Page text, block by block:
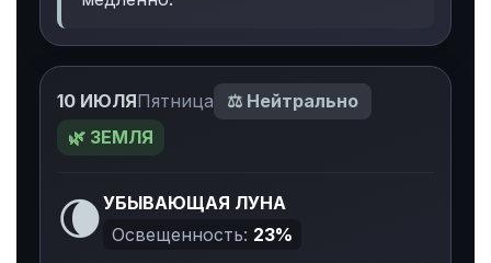
10 ИЮЛЯПятница
⚖️ Нейтрально
🌿 ЗЕМЛЯ
🌘УБЫВАЮЩАЯ ЛУНА
Освещенность: 23%